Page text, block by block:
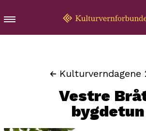
Kulturverndagene
Vestre
bygdetun